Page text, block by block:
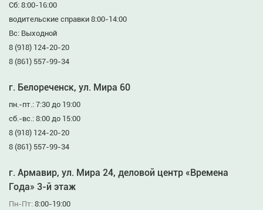
Сб: 8:00-16:00
водительские справки 8:00-14:00
Вс: Выходной
8 (918) 124-20-20
8 (861) 557-99-34
г. Белореченск, ул. Мира 60
пн.-пт.: 7:30 до 19:00
сб.-вс.: 8:00 до 15:00
8 (918) 124-20-20
8 (861) 557-99-34
г. Армавир, ул. Мира 24, деловой центр «Времена
Года» 3-й этаж
Пн-Пт: 8:00-19:00